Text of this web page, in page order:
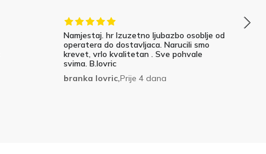
Namjestaj. hr Izuzetno ljubazbo osoblje od
operatera do dostavljaca. Narucili smo
krevet, vrlo kvalitetan . Sve pohvale
svima. B.lovric
branka lovric,Prije 4 dana